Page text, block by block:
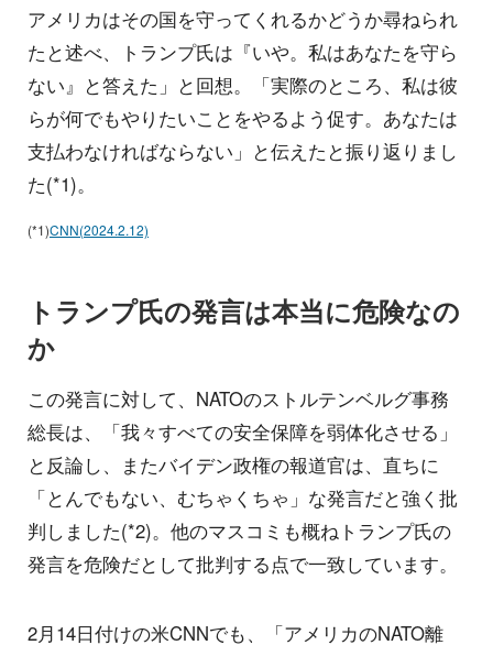
アメリカはその国を守ってくれるかどうか尋ねられ
たと述べ、トランプ氏は『いや。私はあなたを守ら
ない』と答えた」と回想。「実際のところ、私は彼
らが何でもやりたいことをやるよう促す。あなたは
支払わなければならない」と伝えたと振り返りまし
た(*1)。
(*1)CNN(2024.2.12)
トランプ氏の発言は本当に危険なの
か
この発言に対して、NATOのストルテンベルグ事務
総長は、「我々すべての安全保障を弱体化させる」
と反論し、またバイデン政権の報道官は、直ちに
「とんでもない、むちゃくちゃ」な発言だと強く批
判しました(*2)。他のマスコミも概ねトランプ氏の
発言を危険だとして批判する点で一致しています。
2月14日付けの米CNNでも、「アメリカのNATO離